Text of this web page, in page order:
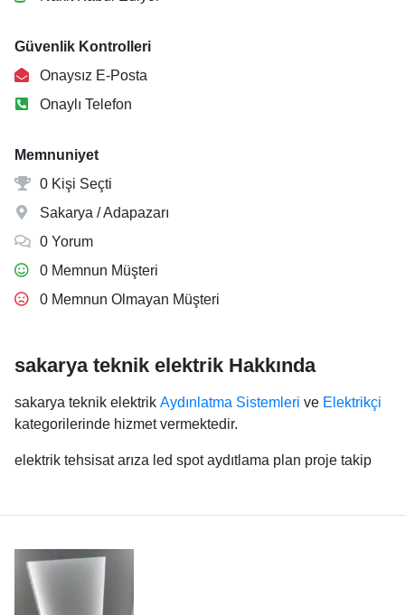
Güvenlik Kontrolleri
Onaysız E-Posta
Onaylı Telefon
Memnuniyet
0 Kişi Seçti
Sakarya / Adapazarı
0 Yorum
0 Memnun Müşteri
0 Memnun Olmayan Müşteri
sakarya teknik elektrik Hakkında
sakarya teknik elektrik Aydınlatma Sistemleri ve Elektrikçi
kategorilerinde hizmet vermektedir.
elektrik tehsisat arıza led spot aydıtlama plan proje takip